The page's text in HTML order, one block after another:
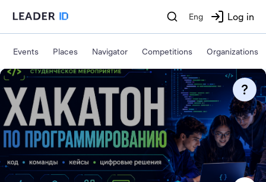
Eng Log in
Events Places Navigator Competitions Organizations